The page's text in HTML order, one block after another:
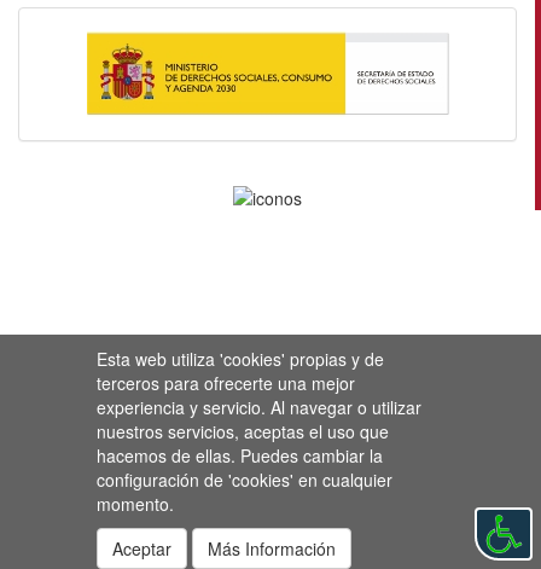
Esta web utiliza 'cookies' propias y de
terceros para ofrecerte una mejor
experiencia y servicio. Al navegar o utilizar
nuestros servicios, aceptas el uso que
hacemos de ellas. Puedes cambiar la
configuración de 'cookies' en cualquier
momento.
Aceptar
Más Información